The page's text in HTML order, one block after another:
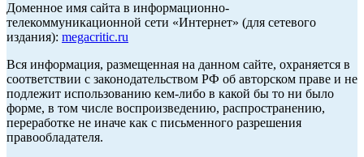
Доменное имя сайта в информационно-
телекоммуникационной сети «Интернет» (для сетевого
издания): megacritic.ru
Вся информация, размещенная на данном сайте, охраняется в
соответствии с законодательством РФ об авторском праве и не
подлежит использованию кем-либо в какой бы то ни было
форме, в том числе воспроизведению, распространению,
переработке не иначе как с письменного разрешения
правообладателя.